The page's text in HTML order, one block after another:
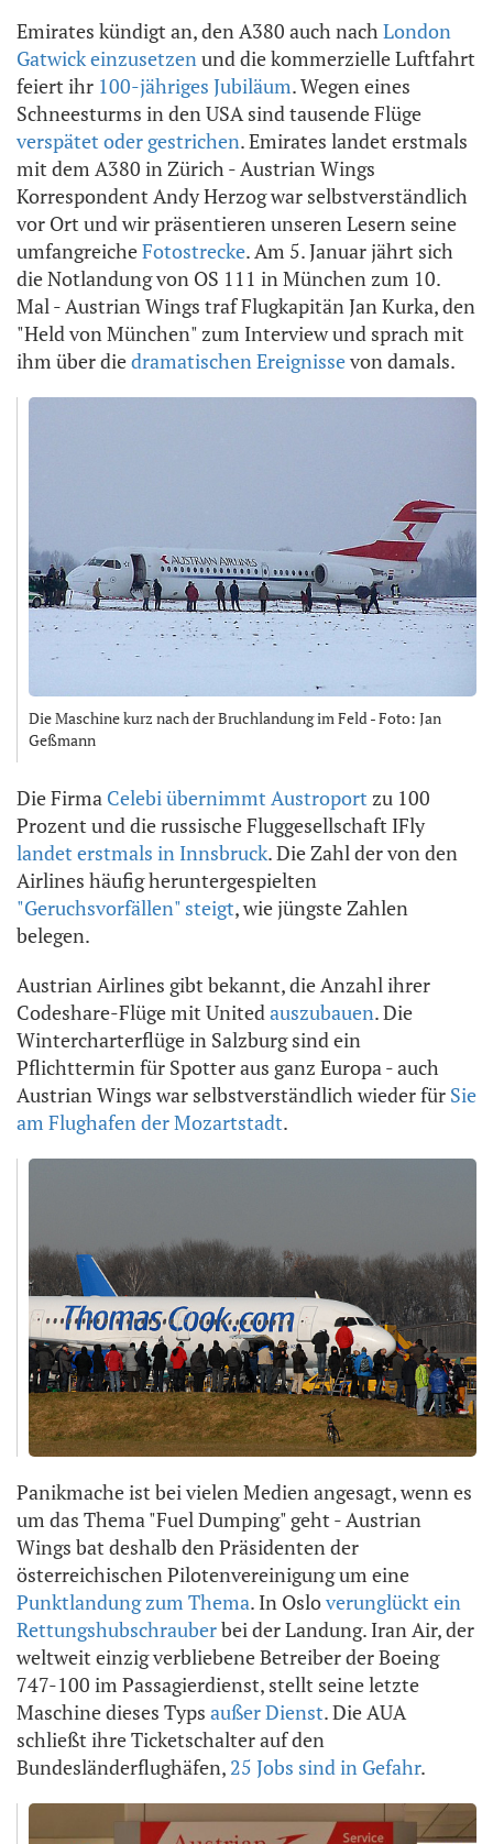
Emirates kündigt an, den A380 auch nachLondon
Gatwick einzusetzenund die kommerzielle Luftfahrt
feiert ihr 100-jähriges Jubiläum. Wegen eines
Schneesturms in den USA sind tausende Flüge
verspätet oder gestrichen. Emirates landet erstmals
mit dem A380 in Zürich - Austrian Wings
Korrespondent Andy Herzog war selbstverständlich
vor Ort und wir präsentieren unseren Lesern seine
umfangreicheFotostrecke. Am 5. Januar jährt sich
die Notlandung von OS 111 in München zum 10.
Mal - Austrian Wings traf Flugkapitän Jan Kurka, den
"Held von München" zum Interview und sprach mit
ihm über diedramatischen Ereignissevon damals.
Die Maschine kurz nach der Bruchlandung im Feld - Foto: Jan
Geßmann
Die Firma Celebi übernimmt Austroport zu 100
Prozent und die russische Fluggesellschaft IFly
landet erstmals in Innsbruck. Die Zahl der von den
Airlines häufig heruntergespielten
"Geruchsvorfällen" steigt, wie jüngste Zahlen
belegen.
Austrian Airlines gibt bekannt, die Anzahl ihrer
Codeshare-Flüge mit United auszubauen. Die
Wintercharterflüge in Salzburg sind ein
Pflichttermin für Spotter aus ganz Europa - auch
Austrian Wings war selbstverständlich wieder für Sie
am Flughafen der Mozartstadt.
Panikmache ist bei vielen Medien angesagt, wenn es
um das Thema "Fuel Dumping" geht - Austrian
Wings bat deshalb den Präsidenten der
österreichischen Pilotenvereinigung um eine
Punktlandung zum Thema. In Osloverunglückt ein
Rettungshubschrauberbei der Landung. Iran Air, der
weltweit einzig verbliebene Betreiber der Boeing
747-100 im Passagierdienst, stellt seine letzte
Maschine dieses Typs außer Dienst. Die AUA
schließt ihre Ticketschalter auf den
Bundesländerflughäfen, 25 Jobs sind in Gefahr.